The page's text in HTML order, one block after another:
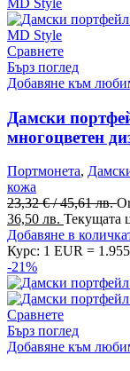
Сравнете
Бърз поглед
Добавяне към
Дамски
многоцветен
Портмонета,
кожа
23,32€/ 45,61 лв.
36,50 лв. Текущата
Добавяне в
Курс: 1 EUR =
-21%
Сравнете
Бърз поглед
Добавяне към